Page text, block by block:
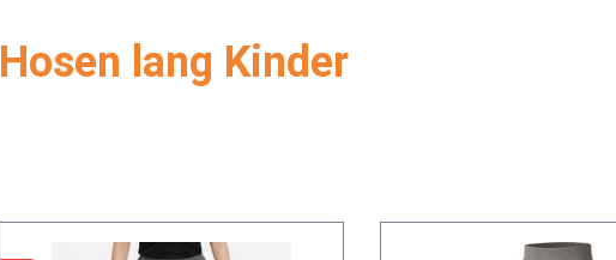
Hosen lang Kinder